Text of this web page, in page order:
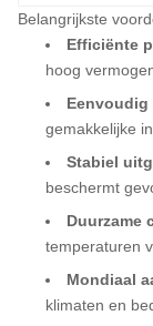
Belangrijkste
Efficiënte
hoog
gemakkelijke
Stabiel
beschermt
Duurzame
temperaturen
Mondiaal
klimaten en